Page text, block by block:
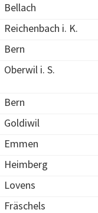
Bellach
Reichenbach i. K.
Bern
Oberwil i. S.
Bern
Goldiwil
Emmen
Heimberg
Lovens
Fräschels